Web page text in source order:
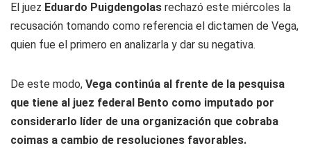
El juez Eduardo Puigdengolas rechazó este miércoles la
recusación tomando como referencia el dictamen de Vega,
quien fue el primero en analizarla y dar su negativa.
De este modo, Vega continúa al frente de la pesquisa
que tiene al juez federal Bento como imputado por
considerarlo líder de una organización que cobraba
coimas a cambio de resoluciones favorables.